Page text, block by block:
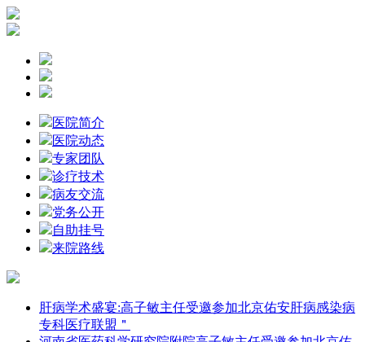
医院简介
医院动态
专家团队
诊疗技术
病友交流
党务公开
自助挂号
来院路线
肝病学术盛宴:高子敏主任受邀参加北京佑安肝病感染病
专科医疗联盟＂